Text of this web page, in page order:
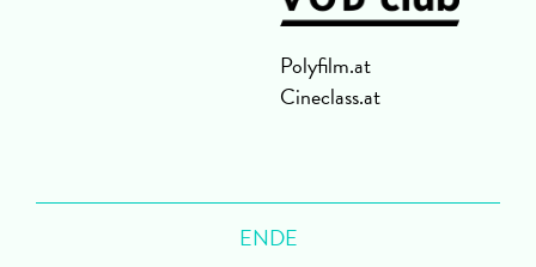
Polyfilm.at
Cineclass.at
ENDE